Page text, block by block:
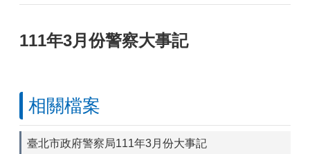
111年3月份警察大事記
相關檔案
臺北市政府警察局111年3月份大事記